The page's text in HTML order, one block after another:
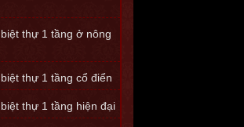
thự 1 tầng ở nông
thự 1 tầng cổ điển
thự 1 tầng hiện đại